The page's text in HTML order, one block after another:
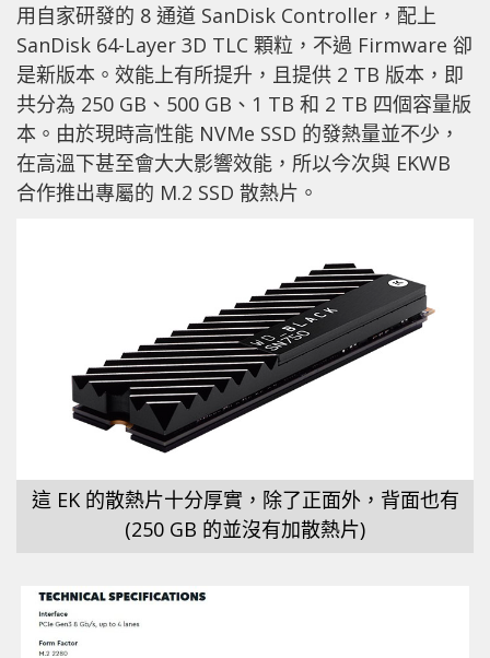
用自家研發的 8 通道 SanDisk Controller，配上
SanDisk 64-Layer 3D TLC 顆粒，不過 Firmware 卻
是新版本。效能上有所提升，且提供 2 TB 版本，即
共分為 250 GB、500 GB、1 TB 和 2 TB 四個容量版
本。由於現時高性能 NVMe SSD 的發熱量並不少，
在高溫下甚至會大大影響效能，所以今次與 EKWB
合作推出專屬的 M.2 SSD 散熱片。
這 EK 的散熱片十分厚實，除了正面外，背面也有
(250 GB 的並沒有加散熱片)